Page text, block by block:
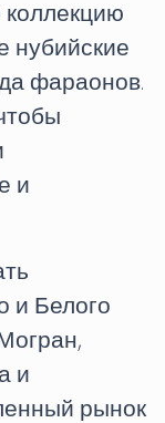
коллекцию
нубийские
фараонов.
и
и Белого
и
рынок